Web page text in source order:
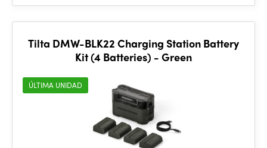
Tilta DMW-BLK22 Charging Station Battery
Kit (4 Batteries) - Green
ÚLTIMA UNIDAD